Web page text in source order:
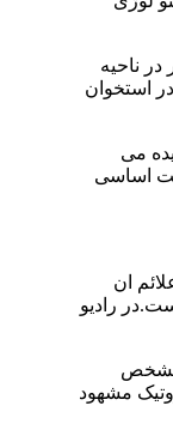
ناحیه
می
اساسی
ان
رادیو
مشهود